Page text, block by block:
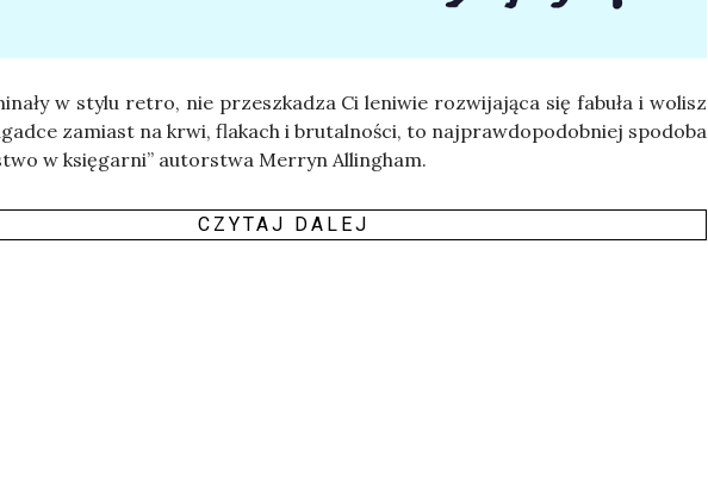
w sty­lu retro, nie prze­szka­dza Ci leni­wie roz­wi­ja­ją­ca się fabu­ła i wolisz
zamiast na krwi, fla­kach i bru­tal­no­ści, to naj­praw­do­po­dob­niej spodo­ba
w księ­gar­ni” autor­stwa Mer­ryn Allin­gham.
CZY­TAJ DALEJ